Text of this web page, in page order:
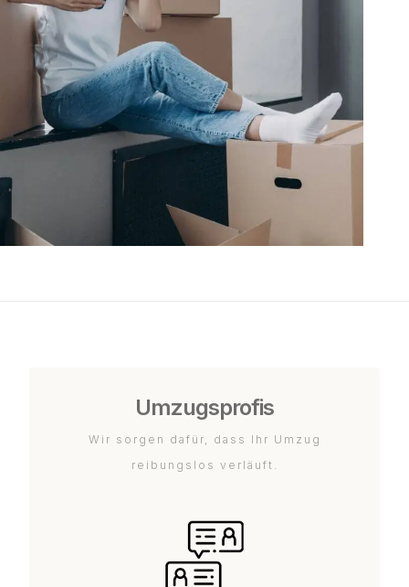
Umzugsprofis
Wir sorgen dafür, dass Ihr Umzug
reibungslos verläuft.